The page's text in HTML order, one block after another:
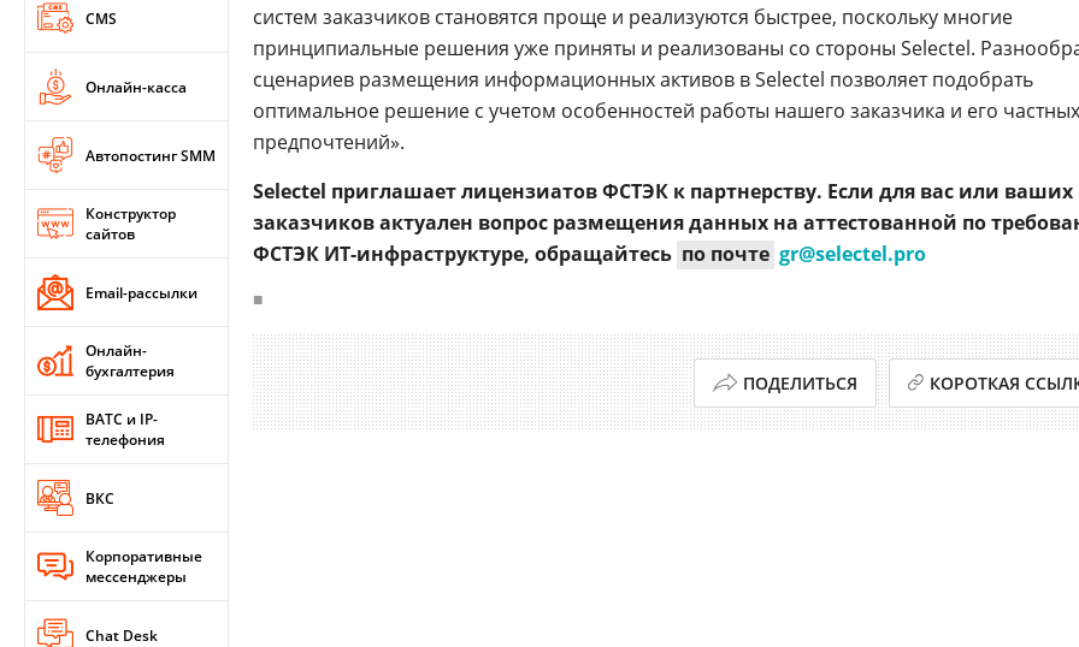
CMS
Онлайн-касса
Автопостинг SMM
Конструктор
сайтов
Email-рассылки
Онлайн-
бухгалтерия
ВАТС и IP-
телефония
ВКС
Корпоративные
мессенджеры
Chat Desk
систем заказчиков становятся проще и реализуются быстрее, поскольку многие
принципиальные решения уже приняты и реализованы со стороны Selectel.
сценариев размещения информационных активов в Selectel позволяет подобрать
оптимальное решение с учетом особенностей работы нашего заказчика и его частных
предпочтений».
Selectel приглашает лицензиатов ФСТЭК к партнерству. Если для вас или ваших
заказчиков актуален вопрос размещения данных на аттестованной по
ФСТЭК ИТ-инфраструктуре, обращайтесь по почте gr@selectel.pro
■
ПОДЕЛИТЬСЯ КОРОТКАЯ